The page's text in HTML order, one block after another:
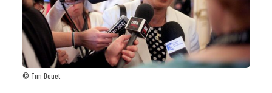
© Tim Douet